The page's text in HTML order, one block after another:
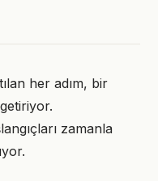
her adım, bir
zamanla